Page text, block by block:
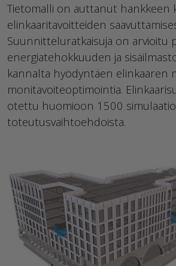
Tietomalli on auttanut hankkeen
elinkaaritavoitteiden
Suunnitteluratkaisuja on arvioitu
energiatehokkuuden ja
kannalta hyödyntäen elinkaaren
monitavoiteoptimointia.
otettu huomioon 1500
toteutusvaihtoehdoista.